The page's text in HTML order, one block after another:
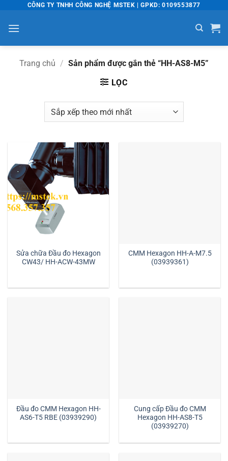
nội
dung
CÔNG TY TNHH CÔNG NGHỆ MSTEK | GPKD: 0109553877
Trang chủ / Sản phẩm được gắn thẻ “HH-AS8-M5”
LỌC
Sửa chữa Đầu đo Hexagon
CW43/ HH-ACW-43MW
CMM Hexagon HH-A-M7.5
(03939361)
Đầu đo CMM Hexagon HH-
AS6-T5 RBE (03939290)
Cung cấp Đầu đo CMM
Hexagon HH-AS8-T5
(03939270)